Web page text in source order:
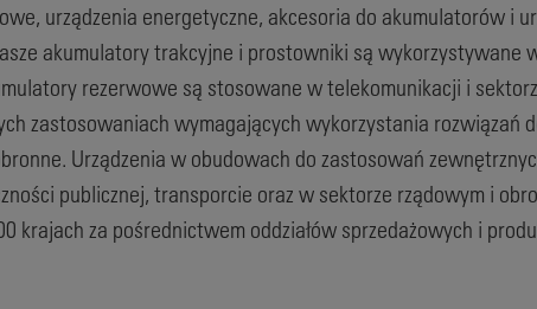
urządzenia energetyczne, akcesoria do akumulatorów i
akumulatory trakcyjne i prostowniki są wykorzystywane
rezerwowe są stosowane w telekomunikacji i
zastosowaniach wymagających wykorzystania rozwiązań
Urządzenia w obudowach do zastosowań
publicznej, transporcie oraz w sektorze rządowym i
za pośrednictwem oddziałów sprzedażowych i